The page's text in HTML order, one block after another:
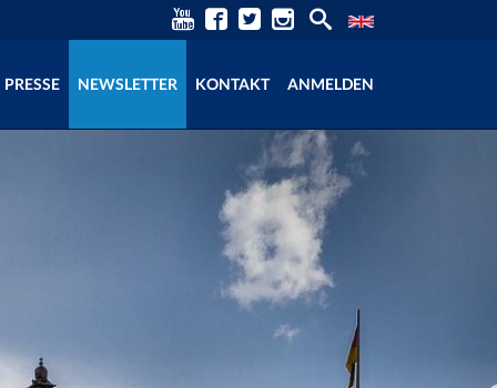
PRESSE NEWSLETTER KONTAKT ANMELDEN